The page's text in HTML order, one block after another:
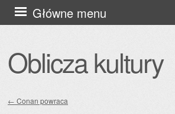
Oblicza kultury
Główne menu
Przejdź
do
← Conan powraca